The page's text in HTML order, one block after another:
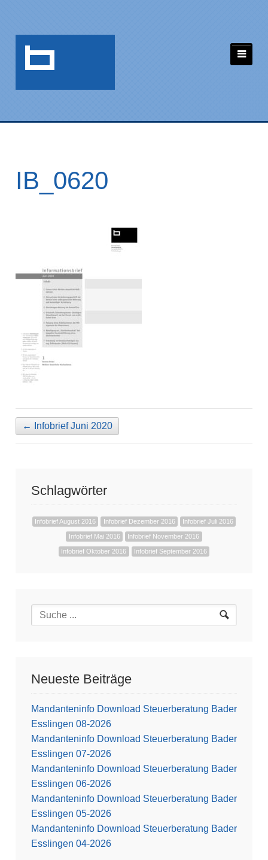
IB_0620
← Infobrief Juni 2020
Schlagwörter
Infobrief August 2016 Infobrief Dezember 2016 Infobrief Juli 2016
Infobrief Mai 2016 Infobrief November 2016
Infobrief Oktober 2016 Infobrief September 2016
Neueste Beiträge
Mandanteninfo Download Steuerberatung Bader
Esslingen 08-2026
Mandanteninfo Download Steuerberatung Bader
Esslingen 07-2026
Mandanteninfo Download Steuerberatung Bader
Esslingen 06-2026
Mandanteninfo Download Steuerberatung Bader
Esslingen 05-2026
Mandanteninfo Download Steuerberatung Bader
Esslingen 04-2026